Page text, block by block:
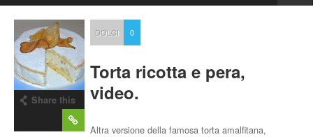
Share this
DOLCI 0
Torta ricotta e pera,
video.
Altra versione della famosa torta amalfitana,